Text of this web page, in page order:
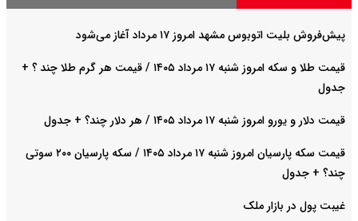
پیش‌فروش بلیت اتوبوس مشهد امروز ۱۷ مرداد آغاز می‌شود
قیمت طلا و سکه امروز شنبه ۱۷ مرداد ۱۴۰۵ / قیمت هر گرم طلا چند ؟ +
جدول
قیمت دلار و یورو امروز شنبه ۱۷ مرداد ۱۴۰۵ / هر دلار چند؟ + جدول
قیمت سکه پارسیان امروز شنبه ۱۷ مرداد ۱۴۰۵ / سکه پارسیان ۲۰۰ سوتی
چند؟ + جدول
غیبت پول در بازار ملک